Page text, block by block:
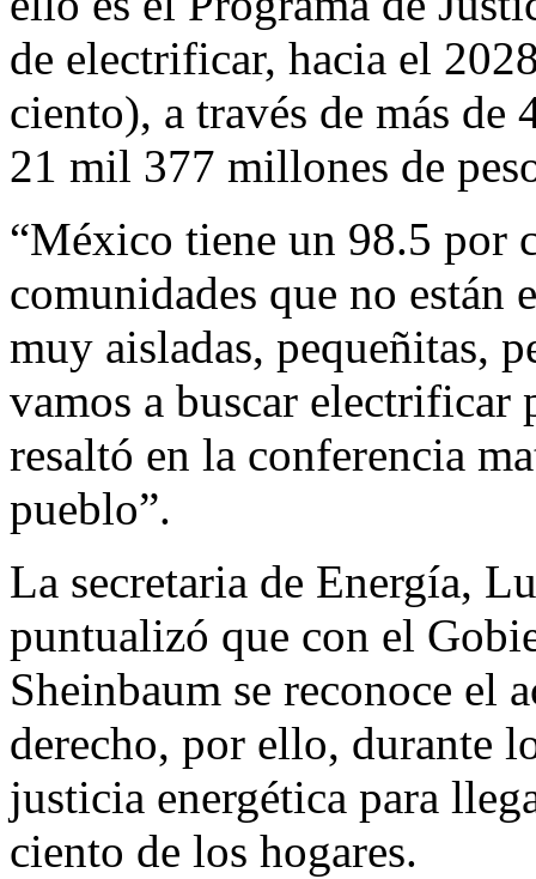
de electrificar, hacia el
ciento), a través de más
21 mil 377 millones de
“México tiene un 98.5 por
comunidades que no están
muy aisladas, pequeñitas,
vamos a buscar electrificar
resaltó en la conferencia
pueblo”.
La secretaria de Energía,
puntualizó que con el
Sheinbaum se reconoce el
derecho, por ello, durante
justicia energética para
ciento de los hogares.